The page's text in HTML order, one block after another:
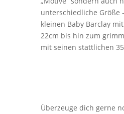
unterschiedliche Größe
kleinen Baby Barclay
22cm bis hin zum
mit seinen stattlichen
Überzeuge dich gerne